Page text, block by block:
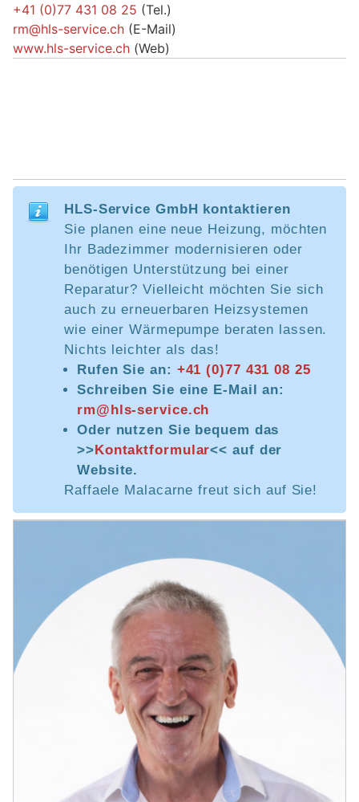
+41 (0)77 431 08 25 (Tel.)
rm@hls-service.ch (E-Mail)
www.hls-service.ch (Web)
HLS-Service GmbH kontaktieren
Sie planen eine neue Heizung, möchten
Ihr Badezimmer modernisieren oder
benötigen Unterstützung bei einer
Reparatur? Vielleicht möchten Sie sich
auch zu erneuerbaren Heizsystemen
wie einer Wärmepumpe beraten lassen.
Nichts leichter als das!
Rufen Sie an: +41 (0)77 431 08 25
Schreiben Sie eine E-Mail an:
rm@hls-service.ch
Oder nutzen Sie bequem das
>>Kontaktformular<< auf der
Website.
Raffaele Malacarne freut sich auf Sie!